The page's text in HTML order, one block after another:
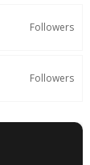
Followers
Followers